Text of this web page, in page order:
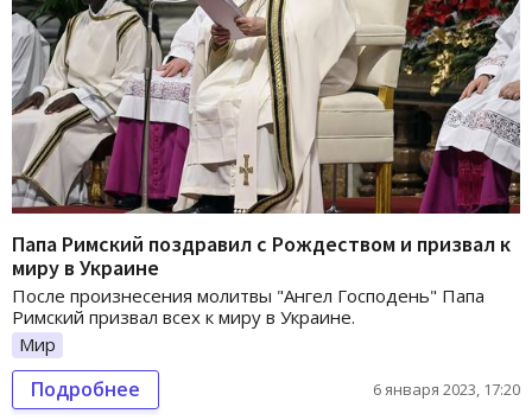
Папа Римский поздравил с Рождеством и призвал к
миру в Украине
После произнесения молитвы "Ангел Господень" Папа
Римский призвал всех к миру в Украине.
Мир
Подробнее 6 января 2023, 17:20